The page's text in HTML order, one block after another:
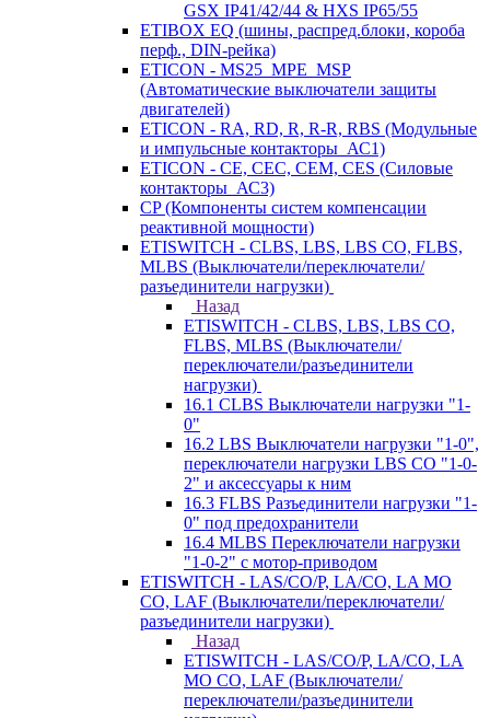
GSX IP41/42/44 & HXS IP65/55
ETIBOX EQ (шины, распред.блоки, короба
перф., DIN-рейка)
ETICON - MS25_MPE_MSP
(Автоматические выключатели защиты
двигателей)
ETICON - RA, RD, R, R-R, RBS (Модульные
и импульсные контакторы_АС1)
ETICON - CE, CEC, CEM, CES (Силовые
контакторы_АС3)
CP (Компоненты систем компенсации
реактивной мощности)
ETISWITCH - CLBS, LBS, LBS CO, FLBS,
MLBS (Выключатели/переключатели/
разъединители нагрузки)
Назад
ETISWITCH - CLBS, LBS, LBS CO,
FLBS, MLBS (Выключатели/
переключатели/разъединители
нагрузки)
16.1 CLBS Выключатели нагрузки "1-
0"
16.2 LBS Выключатели нагрузки "1-0",
переключатели нагрузки LBS CO "1-0-
2" и аксессуары к ним
16.3 FLBS Разъединители нагрузки "1-
0" под предохранители
16.4 MLBS Переключатели нагрузки
"1-0-2" с мотор-приводом
ETISWITCH - LAS/CO/P, LA/CO, LA MO
CO, LAF (Выключатели/переключатели/
разъединители нагрузки)
Назад
ETISWITCH - LAS/CO/P, LA/CO, LA
MO CO, LAF (Выключатели/
переключатели/разъединители